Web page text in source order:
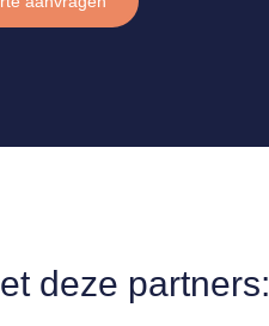
deze partners: